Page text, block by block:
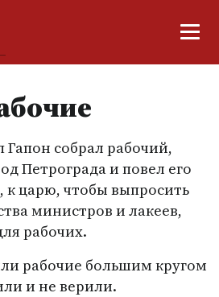
Гапон собрал рабочий,
Петрограда и повел его
к царю, чтобы выпросить
министров и лакеев,
рабочих.
рабочие большим кругом
и не верили.